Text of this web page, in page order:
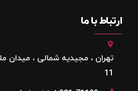
ارتباط با ما
11